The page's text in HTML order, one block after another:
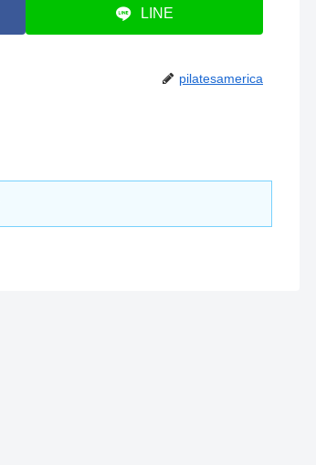
LINE
pilatesamerica